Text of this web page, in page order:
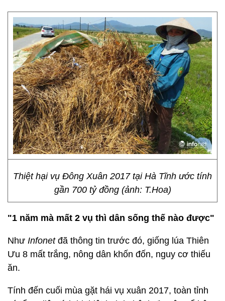
Thiệt hại vụ Đông Xuân 2017 tại Hà Tĩnh ước tính
gần 700 tỷ đồng (ảnh: T.Hoa)
"1 năm mà mất 2 vụ thì dân sống thế nào được"
Như Infonetđã thông tin trước đó, giống lúa Thiên
Ưu 8 mất trắng, nông dân khốn đốn, nguy cơ thiếu
ăn.
Tính đến cuối mùa gặt hái vụ xuân 2017, toàn tỉnh